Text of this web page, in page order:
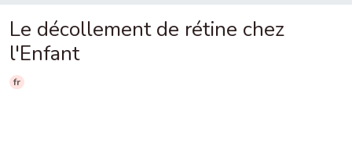
Le décollement de rétine chez
l'Enfant
fr